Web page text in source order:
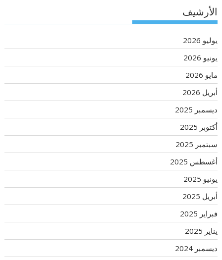
الأرشيف
يوليو 2026
يونيو 2026
مايو 2026
أبريل 2026
ديسمبر 2025
أكتوبر 2025
سبتمبر 2025
أغسطس 2025
يونيو 2025
أبريل 2025
فبراير 2025
يناير 2025
ديسمبر 2024